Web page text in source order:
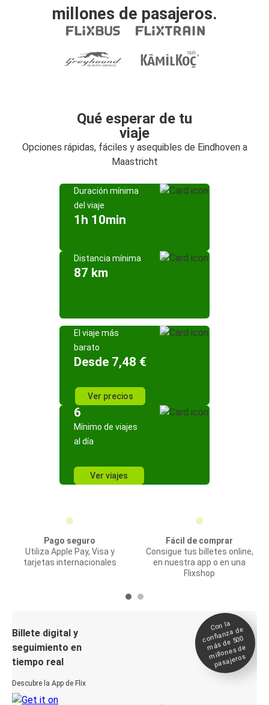
millones de pasajeros.
Qué esperar de tu
viaje
Opciones rápidas, fáciles y asequibles de Eindhoven a
Maastricht
Duración mínima
del viaje
1h 10min
Distancia mínima
87 km
El viaje más
barato
Desde 7,48 €
Ver precios
6
Mínimo de viajes
al día
Ver viajes
Pago seguro
Utiliza Apple Pay, Visa y
tarjetas internacionales
Fácil de comprar
Consigue tus billetes online,
en nuestra app o en una
Flixshop
Billete digital y
seguimiento en
tiempo real
Descubre la App de Flix
Con la
confianza de
más de 500
millones de
pasajeros